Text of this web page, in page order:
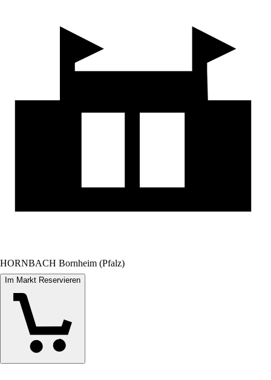
HORNBACH Bornheim (Pfalz)
Im Markt Reservieren